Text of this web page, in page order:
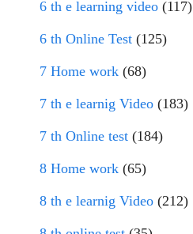
6 th e learning video (117)
6 th Online Test (125)
7 Home work (68)
7 th e learnig Video (183)
7 th Online test (184)
8 Home work (65)
8 th e learnig Video (212)